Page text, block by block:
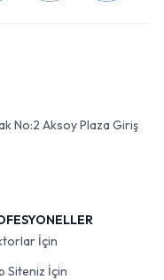
No:2 Aksoy Plaza Giriş
İçin
Siteniz İçin